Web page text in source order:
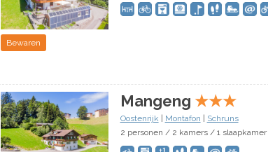
Bewaren
Mangeng ★★★
Oostenrijk Montafon
Schruns
2 personen / 2 kamers / 1 slaapkamer